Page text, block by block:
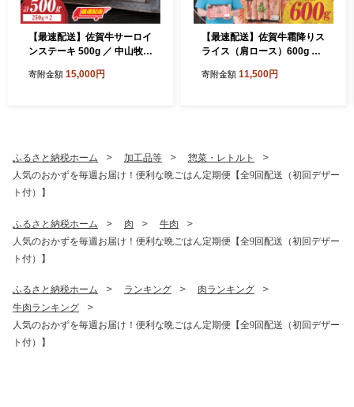
【最速配送】佐賀牛サーロイ
ンステーキ 500g ／ 中山牧場
ロイン ロース ステーキ 厚切
寄附金額 15,000円
【最速配送】佐賀牛霜降りス
ライス（肩ロース）600g ／
降り 肩 ロース 薄切り スライ
寄附金額 11,500円
ふるさと納税ホーム 加工品等
惣菜・レトルト
人気のおかずを毎週お届け！便利な晩ごはん定期便【全9回配送（初回デザー
ト付）】
ふるさと納税ホーム 肉
牛肉
人気のおかずを毎週お届け！便利な晩ごはん定期便【全9回配送（初回デザー
ト付）】
ふるさと納税ホーム ランキング
肉ランキング
牛肉ランキング
人気のおかずを毎週お届け！便利な晩ごはん定期便【全9回配送（初回デザー
ト付）】